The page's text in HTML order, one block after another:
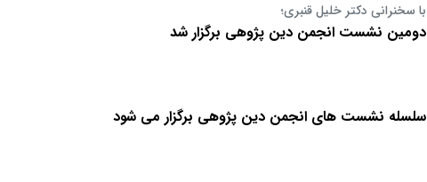
با سخنرانی دکتر خلیل قنبری؛
دومین نشست انجمن دین پژوهی برگزار شد
سلسله نشست های انجمن دین پژوهی برگزار می شود